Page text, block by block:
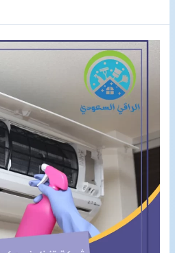
افران
بالقطيف